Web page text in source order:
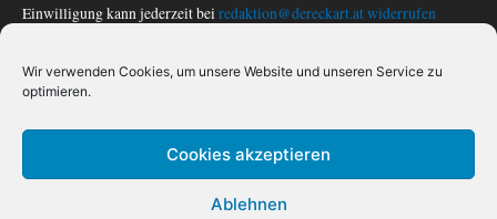
Wir verwenden Cookies, um unsere Website und unseren Service zu
optimieren.
Cookies akzeptieren
Ablehnen
Einwilligung kann jederzeit bei redaktion@dereckart.atwiderrufen
Datenschutzerklärung